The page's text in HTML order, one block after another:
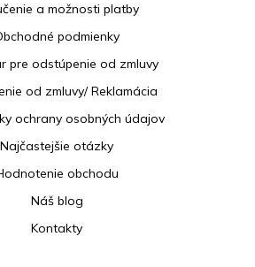
a možnosti platby
podmienky
pre odstúpenie od zmluvy
od zmluvy/ Reklamácia
ochrany osobných údajov
Najčastejšie otázky
obchodu
Náš blog
Kontakty